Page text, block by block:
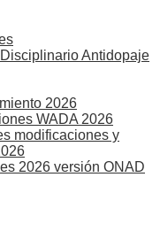
Antidopaje
2026
WADA 2026
modificaciones y
2026 versión ONAD